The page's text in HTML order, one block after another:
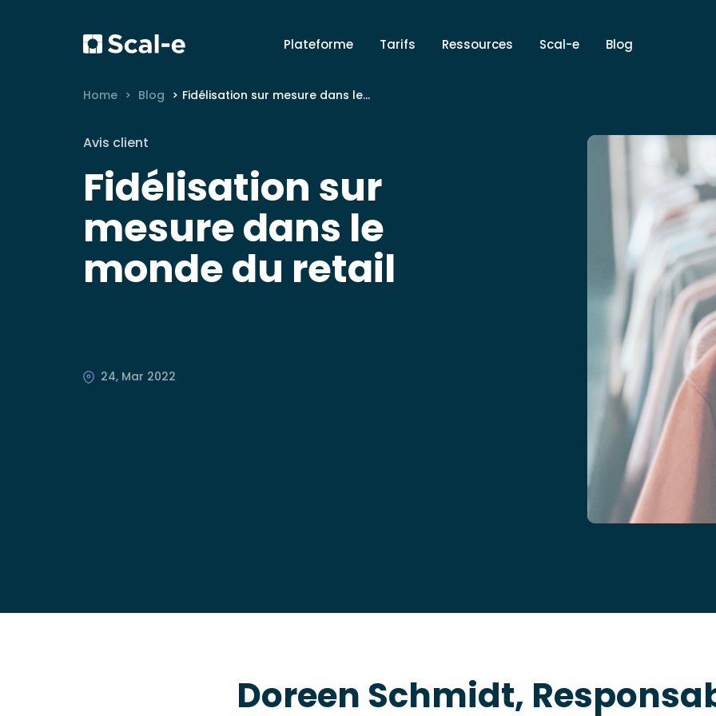
Plateforme Tarifs Ressources Scal-e Blog
Home Blog Fidélisation sur mesure dans le monde du retail
Avis client
Fidélisation sur
mesure dans le
monde du retail
24, Mar 2022
Doreen Schmidt,